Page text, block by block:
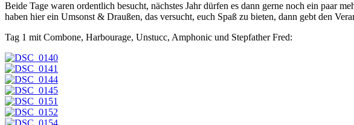
Beide Tage waren ordentlich besucht, nächstes Jahr dürfen es dann gerne noch ein paar
haben hier ein Umsonst & Draußen, das versucht, euch Spaß zu bieten, dann gebt den
Tag 1 mit Combone, Harbourage, Unstucc, Amphonic und Stepfather Fred: